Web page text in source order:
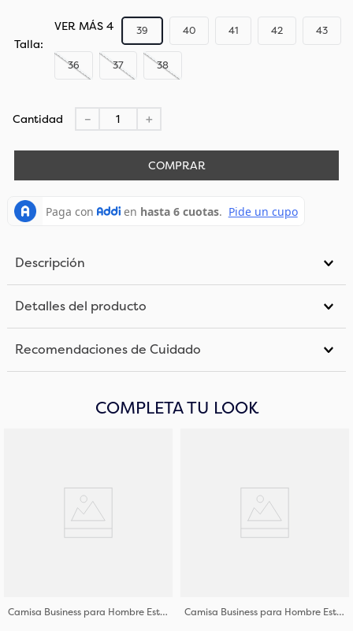
Talla
36 37 38
39 40 41 42 43
VER MÁS 4
Cantidad ＋
－
COMPRAR
Descripción
Detalles del producto
Recomendaciones de Cuidado
COMPLETA TU LOOK
Camisa Business para Hombre Estampada Regular Fit Camisa Business para Hombre Estampada Regular Fit